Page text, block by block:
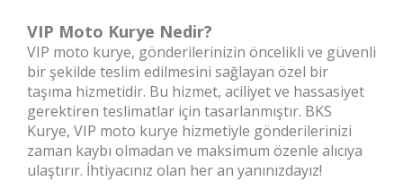
VIP Moto Kurye Nedir?
VIP moto kurye, gönderilerinizin öncelikli ve güvenli
bir şekilde teslim edilmesini sağlayan özel bir
taşıma hizmetidir. Bu hizmet, aciliyet ve hassasiyet
gerektiren teslimatlar için tasarlanmıştır. BKS
Kurye, VIP moto kurye hizmetiyle gönderilerinizi
zaman kaybı olmadan ve maksimum özenle alıcıya
ulaştırır. İhtiyacınız olan her an yanınızdayız!